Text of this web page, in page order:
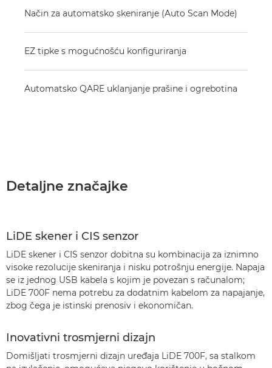
Način za automatsko skeniranje (Auto Scan Mode)
EZ tipke s mogućnošću konfiguriranja
Automatsko QARE uklanjanje prašine i ogrebotina
Detaljne značajke
LiDE skener i CIS senzor
LiDE skener i CIS senzor dobitna su kombinacija za iznimno
visoke rezolucije skeniranja i nisku potrošnju energije. Napaja
se iz jednog USB kabela s kojim je povezan s računalom;
LiDE 700F nema potrebu za dodatnim kabelom za napajanje,
zbog čega je istinski prenosiv i ekonomičan.
Inovativni trosmjerni dizajn
Domišljati trosmjerni dizajn uređaja LiDE 700F, sa stalkom